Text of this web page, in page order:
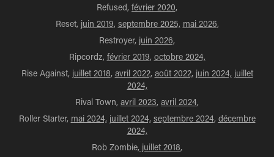
Refused, février 2020,
Reset, juin 2019, septembre 2025, mai 2026,
Restroyer, juin 2026,
Ripcordz, février 2019, octobre 2024,
Rise Against, juillet 2018, avril 2022, août 2022, juin 2024, juillet
2024,
Rival Town, avril 2023, avril 2024,
Roller Starter, mai 2024, juillet 2024, septembre 2024, décembre
2024,
Rob Zombie, juillet 2018,